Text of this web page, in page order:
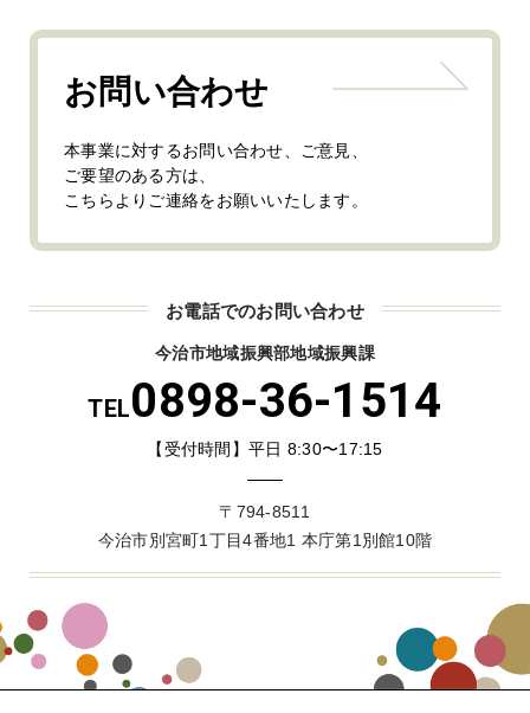
お問い合わせ
本事業に対するお問い合わせ、ご意見、
ご要望のある方は、
こちらよりご連絡をお願いいたします。
お電話でのお問い合わせ
今治市地域振興部地域振興課
TEL0898-36-1514
【受付時間】平日 8:30〜17:15
〒794-8511
今治市別宮町1丁目4番地1 本庁第1別館10階